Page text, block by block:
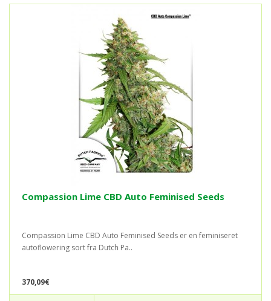
Compassion Lime CBD Auto Feminised Seeds
Compassion Lime CBD Auto Feminised Seeds er en feminiseret
autoflowering sort fra Dutch Pa..
370,09€